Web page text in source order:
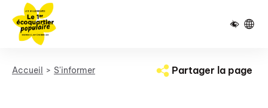
Accueil S'informer Partager la page
Panneau de gestion des cookies